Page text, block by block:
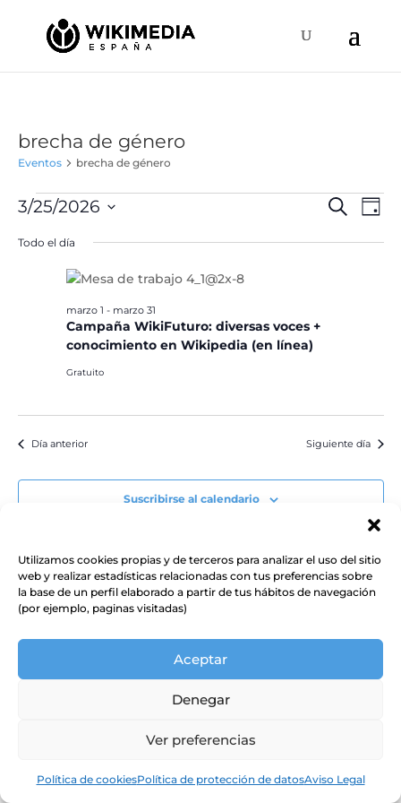
Utilizamos cookies propias y de terceros para analizar el uso del sitio
web y realizar estadísticas relacionadas con tus preferencias sobre
la base de un perfil elaborado a partir de tus hábitos de navegación
(por ejemplo, paginas visitadas)
Aceptar
Denegar
Ver preferencias
Política de cookiesPolítica de protección de datosAviso Legal
brecha de género
Eventos brecha de género
Eventos
marzo
Buscar
de
Día
3/25/2026
la
Todo el día
Campaña WikiFuturo: diversas voces +
conocimiento en Wikipedia (en línea)
marzo 1 - marzo 31
Gratuito
Día anterior Siguiente día
Suscribirse al calendario